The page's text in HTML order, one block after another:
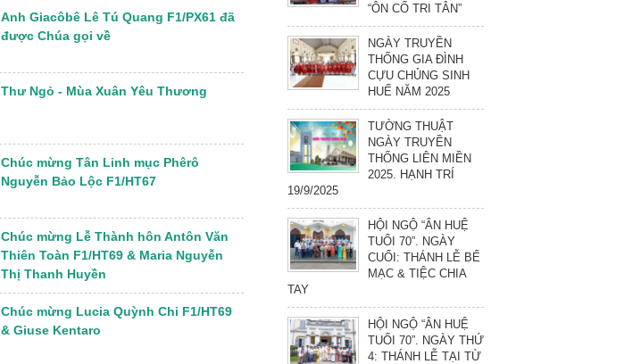
Anh Giacôbê Lê Tú Quang F1/PX61 đã
được Chúa gọi về
Thư Ngỏ - Mùa Xuân Yêu Thương
Chúc mừng Tân Linh mục Phêrô
Nguyễn Bảo Lộc F1/HT67
Chúc mừng Lễ Thành hôn Antôn Văn
Thiên Toàn F1/HT69 & Maria Nguyễn
Thị Thanh Huyền
Chúc mừng Lucia Quỳnh Chi F1/HT69
& Giuse Kentaro
“ÔN CỐ TRI TÂN”
NGÀY TRUYỀN
THỐNG GIA ĐÌNH
CỰU CHỦNG SINH
HUẾ NĂM 2025
TƯỜNG THUẬT
NGÀY TRUYỀN
THỐNG LIÊN MIỀN
2025. HẠNH TRÍ
19/9/2025
HỘI NGỘ “ÂN HUỆ
TUỔI 70”. NGÀY
CUỐI: THÁNH LỄ BẾ
MẠC & TIỆC CHIA
TAY
HỘI NGỘ “ÂN HUỆ
TUỔI 70”. NGÀY THỨ
4: THÁNH LỄ TẠI TỪ